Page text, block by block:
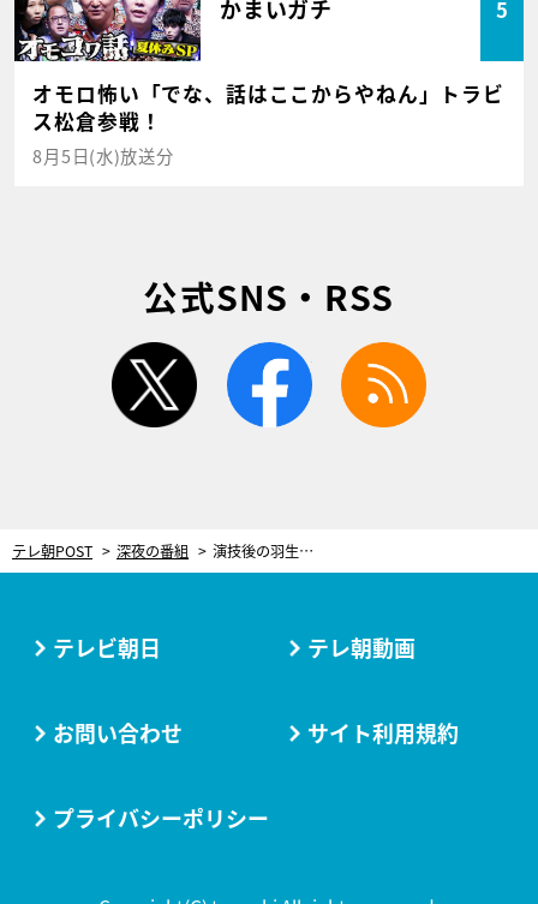
かまいガチ 5
オモロ怖い「でな、話はここからやねん」トラビ
ス松倉参戦！
8月5日(水)放送分
公式SNS・RSS
twitter facebook
テレ朝POST 深夜の番組 演技後の羽生結弦に近づいた謎のロシア人少年…2人の心温まる感動秘話【GPファイナル直前特集】
テレビ朝日 テレ朝動画
お問い合わせ サイト利用規約
プライバシーポリシー